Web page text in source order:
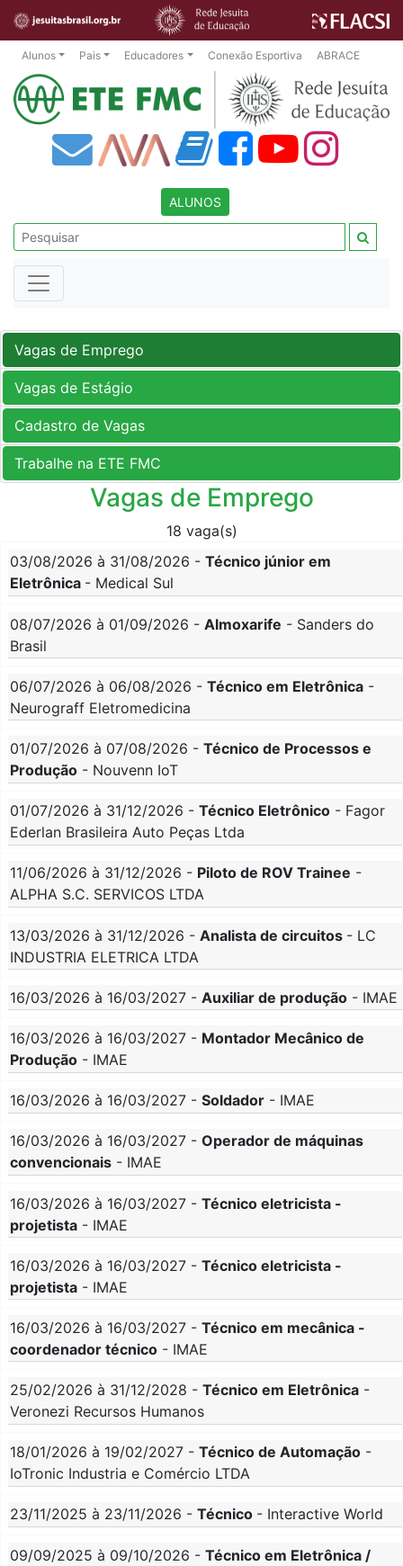
Alunos Pais Educadores Conexão Esportiva ABRACE
ALUNOS
Vagas de Emprego
Vagas de Estágio
Cadastro de Vagas
Trabalhe na ETE FMC
Vagas de Emprego
18 vaga(s)
03/08/2026 à 31/08/2026 - Técnico júnior em
Eletrônica - Medical Sul
08/07/2026 à 01/09/2026 - Almoxarife - Sanders do
Brasil
06/07/2026 à 06/08/2026 - Técnico em Eletrônica-
Neurograff Eletromedicina
01/07/2026 à 07/08/2026 - Técnico de Processos e
Produção- Nouvenn IoT
01/07/2026 à 31/12/2026 - Técnico Eletrônico- Fagor
Ederlan Brasileira Auto Peças Ltda
11/06/2026 à 31/12/2026 - Piloto de ROV Trainee -
ALPHA S.C. SERVICOS LTDA
13/03/2026 à 31/12/2026 - Analista de circuitos - LC
INDUSTRIA ELETRICA LTDA
16/03/2026 à 16/03/2027 - Auxiliar de produção- IMAE
16/03/2026 à 16/03/2027 - Montador Mecânico de
Produção- IMAE
16/03/2026 à 16/03/2027 - Soldador- IMAE
16/03/2026 à 16/03/2027 - Operador de máquinas
convencionais- IMAE
16/03/2026 à 16/03/2027 - Técnico eletricista -
projetista- IMAE
16/03/2026 à 16/03/2027 - Técnico eletricista -
projetista- IMAE
16/03/2026 à 16/03/2027 - Técnico em mecânica -
coordenador técnico- IMAE
25/02/2026 à 31/12/2028 - Técnico em Eletrônica-
Veronezi Recursos Humanos
18/01/2026 à 19/02/2027 - Técnico de Automação-
IoTronic Industria e Comércio LTDA
23/11/2025 à 23/11/2026 - Técnico - Interactive World
09/09/2025 à 09/10/2026 - Técnico em Eletrônica /